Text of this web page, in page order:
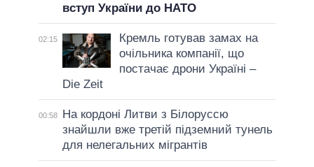
вступ України до НАТО
02:15
Кремль готував замах на
очільника компанії, що
постачає дрони Україні –
Die Zeit
00:58
На кордоні Литви з Білоруссю
знайшли вже третій підземний тунель
для нелегальних мігрантів